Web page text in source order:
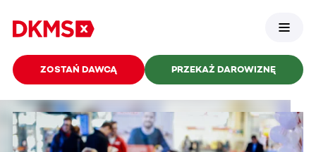
ZOSTAŃ DAWCĄ PRZEKAŻ DAROWIZNĘ